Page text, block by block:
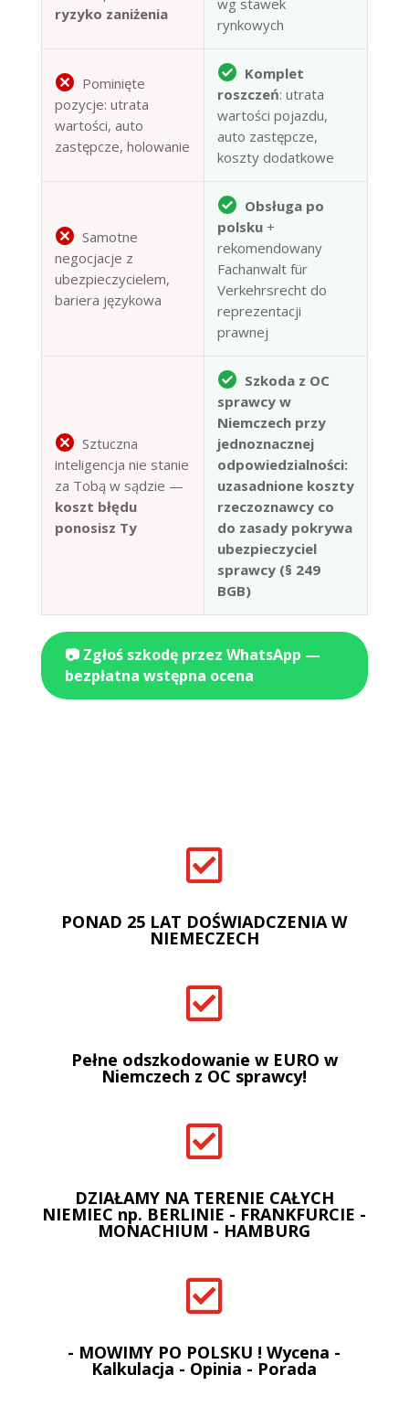
ryzyko zaniżenia
rynkowych
Pominięte
pozycje: utrata
wartości, auto
zastępcze, holowanie
Komplet
roszczeń: utrata
wartości pojazdu,
auto zastępcze,
koszty dodatkowe
Samotne
negocjacje z
ubezpieczycielem,
bariera językowa
Obsługa po
polsku+
rekomendowany
Fachanwalt für
Verkehrsrecht do
reprezentacji
prawnej
Sztuczna
inteligencja nie stanie
za Tobą w sądzie —
koszt błędu
ponosisz Ty
Szkoda z OC
sprawcy w
Niemczech przy
jednoznacznej
odpowiedzialności:
uzasadnione koszty
rzeczoznawcy co
do zasady pokrywa
ubezpieczyciel
sprawcy (§ 249
BGB)
📷 Zgłoś szkodę przez WhatsApp —
bezpłatna wstępna ocena

PONAD 25 LAT DOŚWIADCZENIA W
NIEMECZECH

Pełne odszkodowanie w EURO w
Niemczech z OC sprawcy!

DZIAŁAMY NA TERENIE CAŁYCH
NIEMIEC np. BERLINIE - FRANKFURCIE -
MONACHIUM - HAMBURG

- MOWIMY PO POLSKU ! Wycena -
Kalkulacja - Opinia - Porada